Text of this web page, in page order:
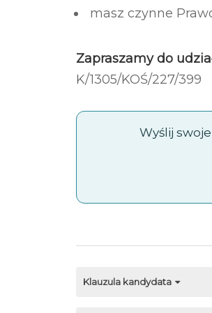
masz czynne
Zapraszamy do
K/1305/KOŚ/227/​399
Wyślij
Klauzula kandydata